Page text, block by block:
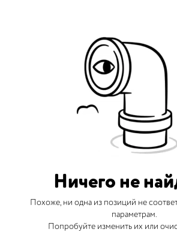
Ничего не
Похоже, ни одна из позиций не
параметрам.
Попробуйте изменить их или